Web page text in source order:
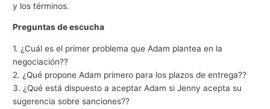
y los términos.
Preguntas de escucha
1. ¿Cuál es el primer problema que Adam plantea en la
negociación??
2. ¿Qué propone Adam primero para los plazos de entrega??
3. ¿Qué está dispuesto a aceptar Adam si Jenny acepta su
sugerencia sobre sanciones??